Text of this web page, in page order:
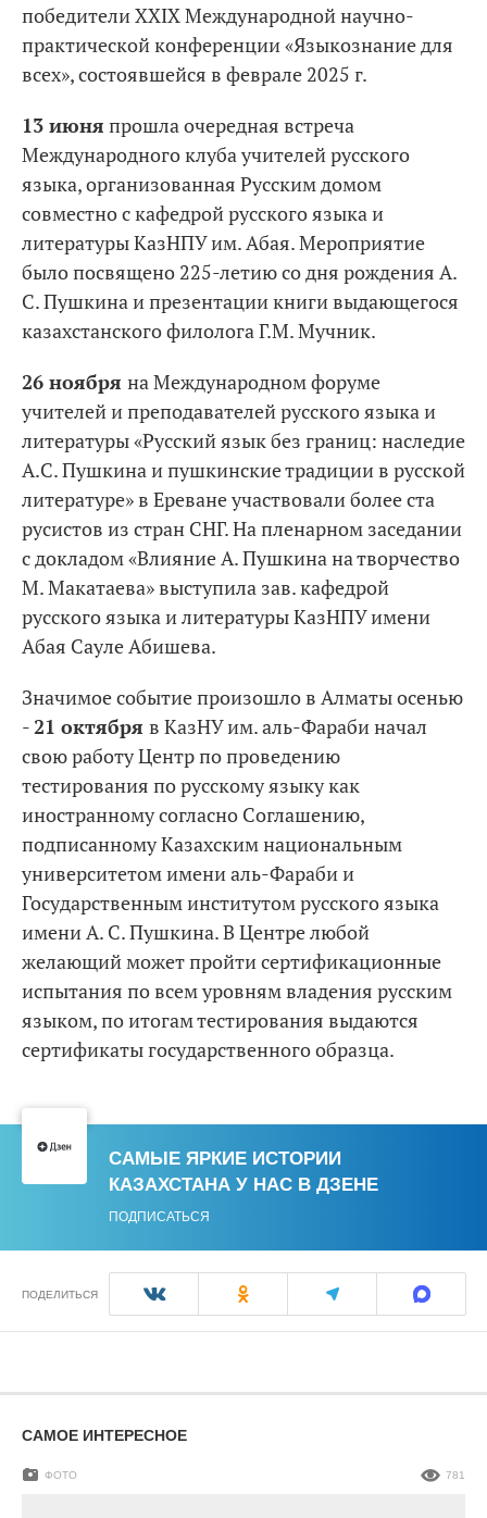
победители ХХІХ Международной научно-
практической конференции «Языкознание для
всех», состоявшейся в феврале 2025 г.
13 июня прошла очередная встреча
Международного клуба учителей русского
языка, организованная Русским домом
совместно с кафедрой русского языка и
литературы КазНПУ им. Абая. Мероприятие
было посвящено 225-летию со дня рождения А.
С. Пушкина и презентации книги выдающегося
казахстанского филолога Г.М. Мучник.
26 ноября на Международном форуме
учителей и преподавателей русского языка и
литературы «Русский язык без границ: наследие
А.С. Пушкина и пушкинские традиции в русской
литературе» в Ереване участвовали более ста
русистов из стран СНГ. На пленарном заседании
с докладом «Влияние А. Пушкина на творчество
М. Макатаева» выступила зав. кафедрой
русского языка и литературы КазНПУ имени
Абая Сауле Абишева.
Значимое событие произошло в Алматы осенью
-21 октября в КазНУ им. аль-Фараби начал
свою работу Центр по проведению
тестирования по русскому языку как
иностранному согласно Соглашению,
подписанному Казахским национальным
университетом имени аль-Фараби и
Государственным институтом русского языка
имени А. С. Пушкина. В Центре любой
желающий может пройти сертификационные
испытания по всем уровням владения русским
языком, по итогам тестирования выдаются
сертификаты государственного образца.
САМЫЕ ЯРКИЕ ИСТОРИИ
КАЗАХСТАНА У НАС В ДЗЕНЕ
ПОДПИСАТЬСЯ
ПОДЕЛИТЬСЯ
САМОЕ ИНТЕРЕСНОЕ
ФОТО 781